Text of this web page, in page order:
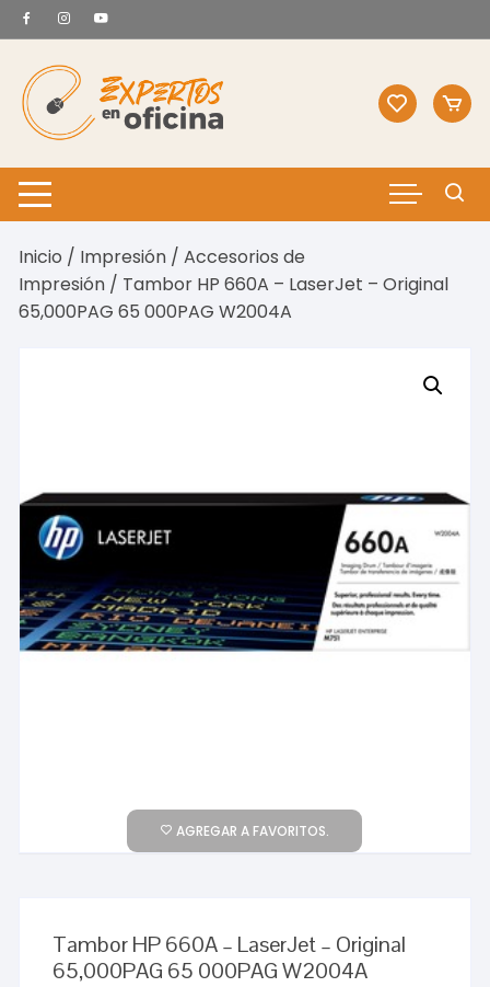
Saltar
al
contenido
Inicio / Impresión /Accesorios de
Impresión / Tambor HP 660A – LaserJet – Original
65,000PAG 65 000PAG W2004A
AGREGAR A FAVORITOS.
Tambor HP 660A – LaserJet – Original
65,000PAG 65 000PAG W2004A